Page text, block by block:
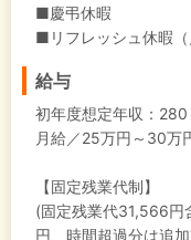
■慶弔休暇
■リフレッシュ休暇
給与
初年度想定年収： 280
月給／25万円～30万
【固定残業代制】
(固定残業代31,566
円、時間超過分は追